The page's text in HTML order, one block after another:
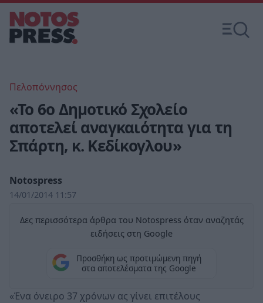
Πελοπόννησος
«Το 6ο Δημοτικό Σχολείο
αποτελεί αναγκαιότητα για τη
Σπάρτη, κ. Κεδίκογλου»
Notospress
14/01/2014 11:57
Δες περισσότερα άρθρα του Notospress όταν αναζητάς
ειδήσεις στη Google
Προσθήκη ως προτιμώμενη πηγή
στα αποτελέσματα της Google
«Ένα όνειρο 37 χρόνων ας γίνει επιτέλους